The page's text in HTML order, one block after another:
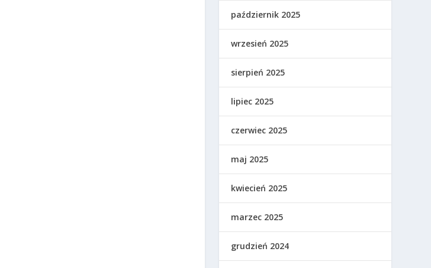
październik 2025
wrzesień 2025
sierpień 2025
lipiec 2025
czerwiec 2025
maj 2025
kwiecień 2025
marzec 2025
grudzień 2024